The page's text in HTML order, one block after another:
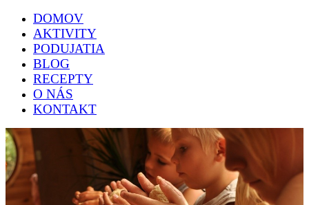
DOMOV
AKTIVITY
PODUJATIA
BLOG
RECEPTY
O NÁS
KONTAKT